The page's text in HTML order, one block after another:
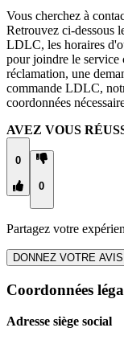
Vous cherchez à
Retrouvez ci-dessous
LDLC, les horaires
pour joindre le service
réclamation, une
commande LDLC,
coordonnées
AVEZ VOUS
0
0
Partagez votre
DONNEZ VOTRE AVIS
Coordonnées
Adresse siège social